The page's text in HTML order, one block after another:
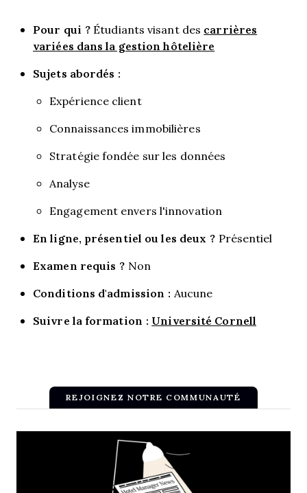
Pour qui ? Étudiants visant des carrières
variées dans la gestion hôtelière
Sujets abordés :
Expérience client
Connaissances immobilières
Stratégie fondée sur les données
Analyse
Engagement envers l'innovation
En ligne, présentiel ou les deux ? Présentiel
Examen requis ? Non
Conditions d'admission : Aucune
Suivre la formation : Université Cornell
REJOIGNEZ NOTRE COMMUNAUTÉ